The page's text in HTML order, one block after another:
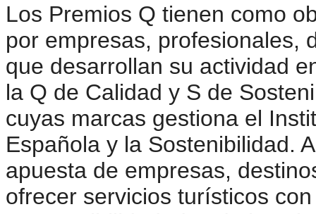
Los Premios Q tienen como
por empresas, profesionales,
que desarrollan su actividad
la Q de Calidad y S de
cuyas marcas gestiona el
Española y la Sostenibilidad.
apuesta de empresas,
ofrecer servicios turísticos